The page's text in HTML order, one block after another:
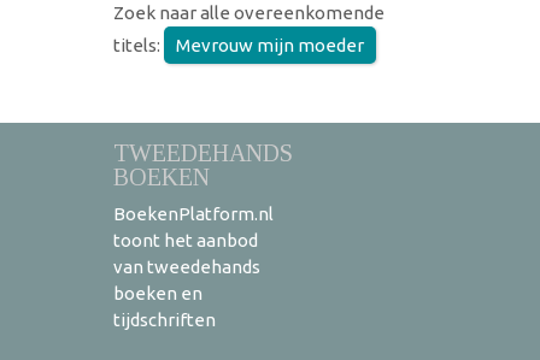
Zoek naar alle overeenkomende
titels:
Mevrouw mijn moeder
TWEEDEHANDS
BOEKEN
BoekenPlatform.nl
toont het aanbod
van tweedehands
boeken en
tijdschriften